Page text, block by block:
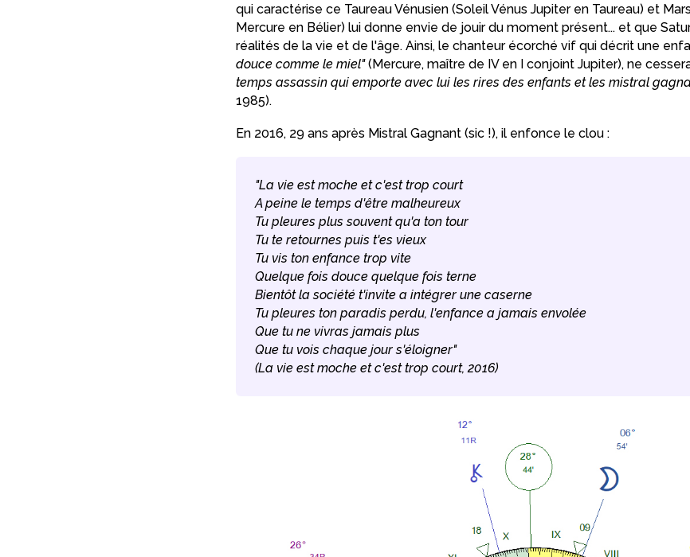
qui caractérise ce Taureau Vénusien (Soleil Vénus Jupiter en Taureau) et
Mercure en Bélier) lui donne envie de jouir du moment présent... et que
réalités de la vie et de l'âge. Ainsi, le chanteur écorché vif qui décrit une
douce comme le miel"(Mercure, maître de IV en I conjoint Jupiter), ne
temps assassin qui emporte avec lui les rires des enfants et les mistral
1985).
En 2016, 29 ans après Mistral Gagnant (sic !), il enfonce le clou :
"La vie est moche et c'est trop court
A peine le temps d'être malheureux
Tu pleures plus souvent qu'a ton tour
Tu te retournes puis t'es vieux
Tu vis ton enfance trop vite
Quelque fois douce quelque fois terne
Bientôt la société t'invite a intégrer une caserne
Tu pleures ton paradis perdu, l'enfance a jamais envolée
Que tu ne vivras jamais plus
Que tu vois chaque jour s'éloigner"
(La vie est moche et c'est trop court, 2016)